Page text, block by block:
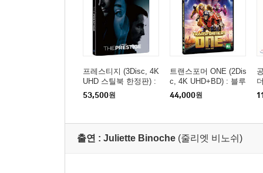
프레스티지 (3Disc, 4K
UHD 스틸북 한정판) :
블루레이
53,500원
트랜스포머 ONE (2Dis
c, 4K UHD+BD) : 블루
레이
44,000원
출연 : Juliette Binoche (줄리엣 비노쉬)